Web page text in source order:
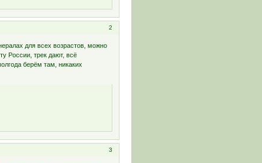
2
для всех возрастов, можно
России, трек дают, всё
берём там, никаких
3